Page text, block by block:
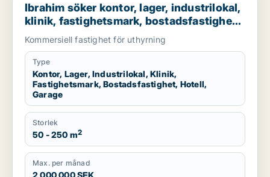
Ibrahim söker kontor, lager, industrilokal,
klinik, fastighetsmark, bostadsfastighet,
hotell eller garage till salu i Stockholms
Kommersiell fastighet för uthyrning
Type
Kontor, Lager, Industrilokal, Klinik,
Fastighetsmark, Bostadsfastighet, Hotell,
Garage
Storlek
50 - 250 m2
Max. per månad
2 000 000 SEK